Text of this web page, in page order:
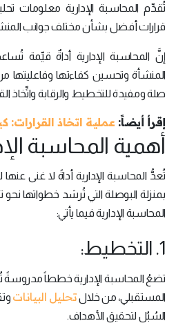
تُقدِّم المحاسبة الإدارية معلومات
قرارات أفضل بشأن مختلف جوانب
إنَّ المحاسبة الإدارية أداةٌ قيِّمة
المنشأة وتحسين كفاءتها
صلة ومفيدة للتخطيط والرقابة واتِّخاذ
إقرأ أيضاً: عملية اتخاذ
أهمية المحاسبة
تُعدُّ المحاسبة الإدارية أداةً لا غنى
بمنزلة البوصلة التي تُرشد خطواتها
المحاسبة الإدارية فيما يأتي:
1. التخطيط:
تضعُ المحاسبة الإدارية خططاً مدروسةً
المستقبلي، من خلالتحليل البيانات
السُبُل لتحقيق الأهداف.